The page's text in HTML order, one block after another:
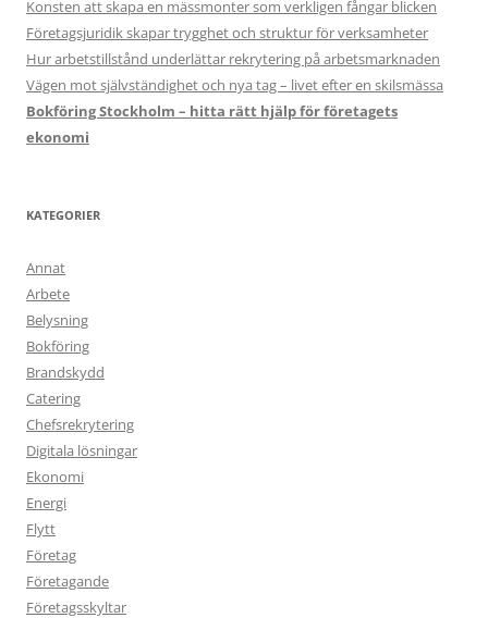
Konsten att skapa en mässmonter som verkligen fångar blicken
Företagsjuridik skapar trygghet och struktur för verksamheter
Hur arbetstillstånd underlättar rekrytering på arbetsmarknaden
Vägen mot självständighet och nya tag – livet efter en skilsmässa
Bokföring Stockholm – hitta rätt hjälp för företagets
ekonomi
KATEGORIER
Annat
Arbete
Belysning
Bokföring
Brandskydd
Catering
Chefsrekrytering
Digitala lösningar
Ekonomi
Energi
Flytt
Företag
Företagande
Företagsskyltar